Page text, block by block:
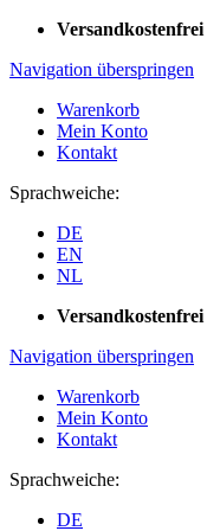
Versandkostenfrei
Navigation überspringen
Warenkorb
Mein Konto
Kontakt
Sprachweiche:
DE
EN
NL
Versandkostenfrei
Navigation überspringen
Warenkorb
Mein Konto
Kontakt
Sprachweiche:
DE